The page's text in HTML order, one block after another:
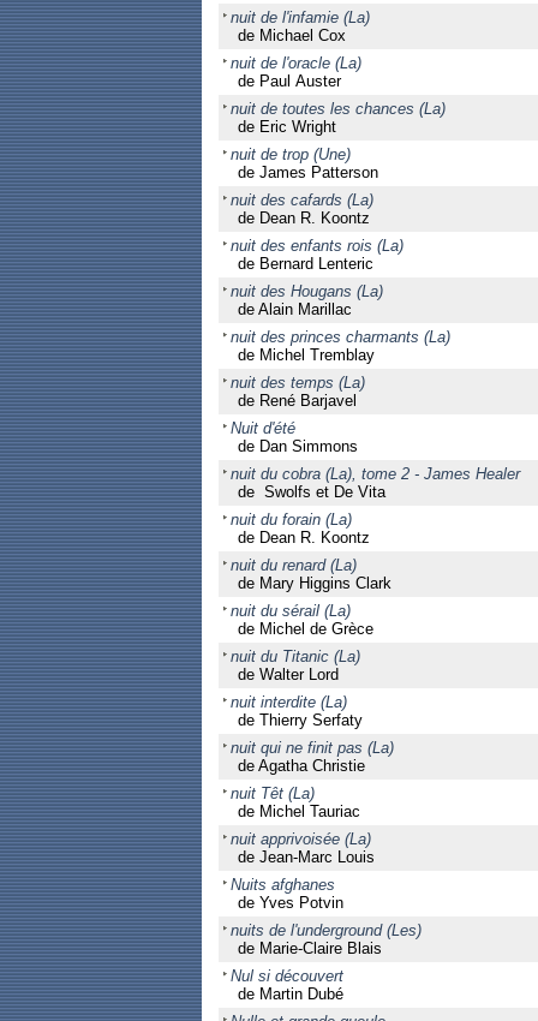
nuit de l'infamie (La)
de Michael Cox
nuit de l'oracle (La)
de Paul Auster
nuit de toutes les chances (La)
de Eric Wright
nuit de trop (Une)
de James Patterson
nuit des cafards (La)
de Dean R. Koontz
nuit des enfants rois (La)
de Bernard Lenteric
nuit des Hougans (La)
de Alain Marillac
nuit des princes charmants (La)
de Michel Tremblay
nuit des temps (La)
de René Barjavel
Nuit d'été
de Dan Simmons
nuit du cobra (La), tome 2 - James Healer
de Swolfs et De Vita
nuit du forain (La)
de Dean R. Koontz
nuit du renard (La)
de Mary Higgins Clark
nuit du sérail (La)
de Michel de Grèce
nuit du Titanic (La)
de Walter Lord
nuit interdite (La)
de Thierry Serfaty
nuit qui ne finit pas (La)
de Agatha Christie
nuit Têt (La)
de Michel Tauriac
nuit apprivoisée (La)
de Jean-Marc Louis
Nuits afghanes
de Yves Potvin
nuits de l'underground (Les)
de Marie-Claire Blais
Nul si découvert
de Martin Dubé